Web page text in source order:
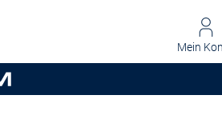
Mein